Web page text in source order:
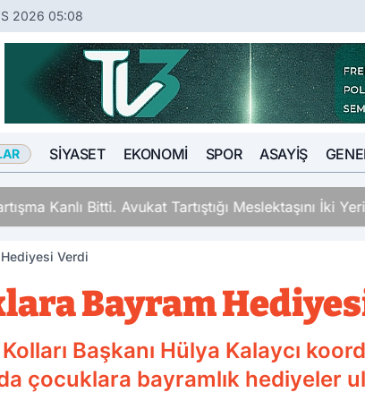
2026 05:08
SIYASET EKONOMI SPOR ASAYIŞ
Kanlı Bitti. Avukat Tartıştığı Meslektaşını İki
Verdi
Bayram
Başkanı Hülya Kalaycı
çocuklara bayramlık hediyeler